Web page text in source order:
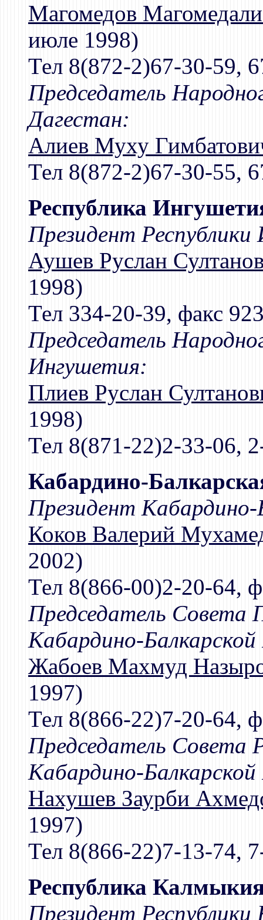
Магомедов
июле 1998)
Тел 8(872-2)67-30-59,
Председатель
Дагестан:
Алиев Муху
Тел 8(872-2)67-30-55,
Республика
Президент
Аушев Руслан
1998)
Тел 334-20-39, факс
Председатель
Ингушетия:
Плиев Руслан
1998)
Тел 8(871-22)2-33-06,
Кабардино-
Президент Кабардино-
Коков Валерий
2002)
Тел 8(866-00)2-20-64,
Председатель Совета
Кабардино-Балкарской
Жабоев Махмуд
1997)
Тел 8(866-22)7-20-64,
Председатель Совета
Кабардино-Балкарской
Нахушев Заурби
1997)
Тел 8(866-22)7-13-74,
Республика
Президент